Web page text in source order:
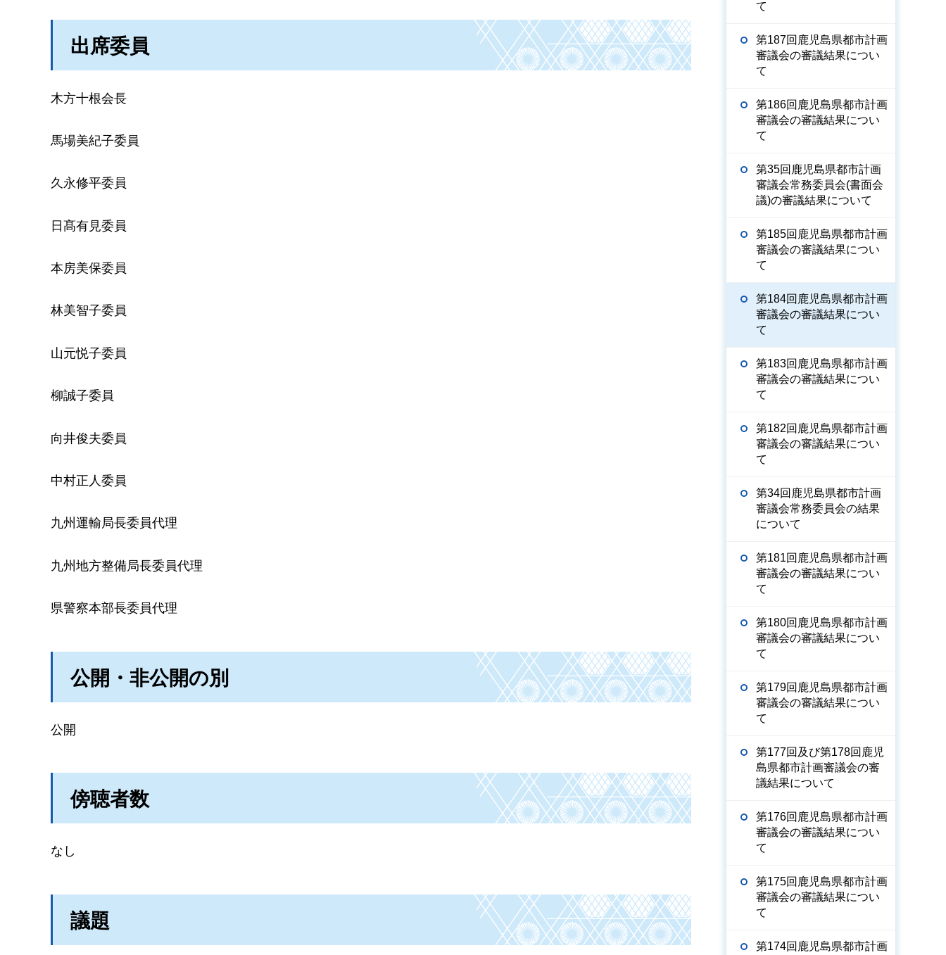
出席委員
木方十根会長
馬場美紀子委員
久永修平委員
日髙有見委員
本房美保委員
林美智子委員
山元悦子委員
柳誠子委員
向井俊夫委員
中村正人委員
九州運輸局長委員代理
九州地方整備局長委員代理
県警察本部長委員代理
公開・非公開の別
公開
傍聴者数
なし
議題
て
第187回鹿児島県都市計画
審議会の審議結果につい
て
第186回鹿児島県都市計画
審議会の審議結果につい
て
第35回鹿児島県都市計画
審議会常務委員会(書面会
議)の審議結果について
第185回鹿児島県都市計画
審議会の審議結果につい
て
第184回鹿児島県都市計画
審議会の審議結果につい
て
第183回鹿児島県都市計画
審議会の審議結果につい
て
第182回鹿児島県都市計画
審議会の審議結果につい
て
第34回鹿児島県都市計画
審議会常務委員会の結果
について
第181回鹿児島県都市計画
審議会の審議結果につい
て
第180回鹿児島県都市計画
審議会の審議結果につい
て
第179回鹿児島県都市計画
審議会の審議結果につい
て
第177回及び第178回鹿児
島県都市計画審議会の審
議結果について
第176回鹿児島県都市計画
審議会の審議結果につい
て
第175回鹿児島県都市計画
審議会の審議結果につい
て
第174回鹿児島県都市計画